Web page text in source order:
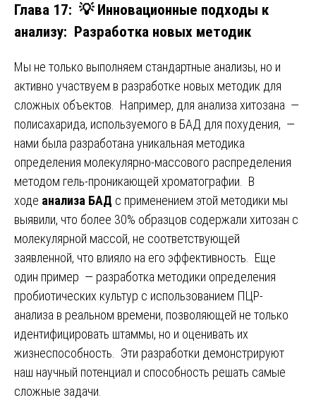
Глава 17: 💡 Инновационные подходы к
анализу: Разработка новых методик
Мы не только выполняем стандартные анализы, но и
активно участвуем в разработке новых методик для
сложных объектов. Например, для анализа хитозана —
полисахарида, используемого в БАД для похудения, —
нами была разработана уникальная методика
определения молекулярно-массового распределения
методом гель-проникающей хроматографии. В
ходе анализа БАД с применением этой методики мы
выявили, что более 30% образцов содержали хитозан с
молекулярной массой, не соответствующей
заявленной, что влияло на его эффективность. Еще
один пример — разработка методики определения
пробиотических культур с использованием ПЦР-
анализа в реальном времени, позволяющей не только
идентифицировать штаммы, но и оценивать их
жизнеспособность. Эти разработки демонстрируют
наш научный потенциал и способность решать самые
сложные задачи.